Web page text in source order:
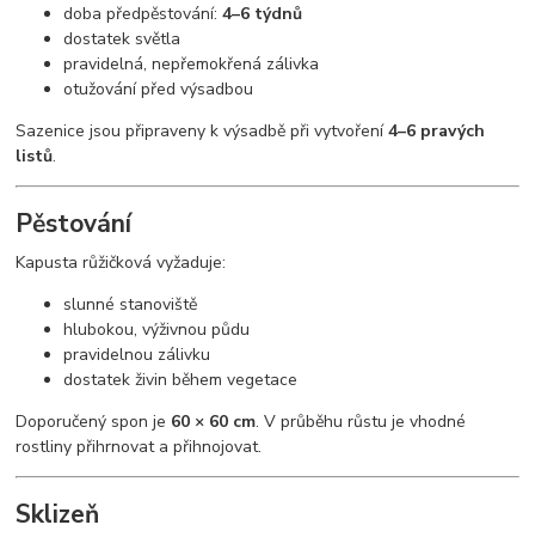
doba předpěstování:4–6 týdnů
dostatek světla
pravidelná, nepřemokřená zálivka
otužování před výsadbou
Sazenice jsou připraveny k výsadbě při vytvoření4–6 pravých
listů.
Pěstování
Kapusta růžičková vyžaduje:
slunné stanoviště
hlubokou, výživnou půdu
pravidelnou zálivku
dostatek živin během vegetace
Doporučený spon je 60 × 60 cm. V průběhu růstu je vhodné
rostliny přihrnovat a přihnojovat.
Sklizeň